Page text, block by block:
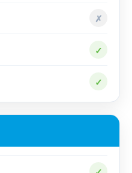
✗
✓
✓